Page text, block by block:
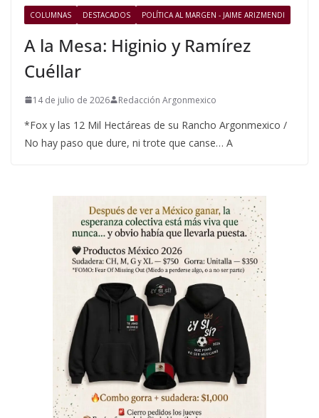
COLUMNAS DESTACADOS POLÍTICA AL MARGEN - JAIME ARIZMENDI
A la Mesa: Higinio y Ramírez
Cuéllar
14 de julio de 2026 Redacción Argonmexico
*Fox y las 12 Mil Hectáreas de su Rancho Argonmexico /
No hay paso que dure, ni trote que canse… A